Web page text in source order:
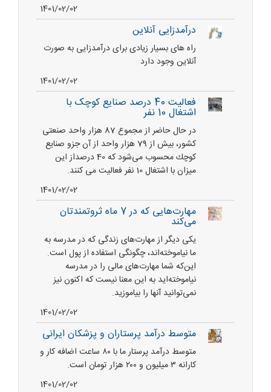
1401/02/02
درآمدزایی آنلاین
راه های بسیار زیادی برای درآمدزایی به صورت
آنلاین وجود دارد
1401/02/02
فعالیت 40 درصد صنایع کوچک با
اشتغال 10 نفر
در حال حاضر از مجموع 87 هزار واحد صنعتی
كشور، بیش از 79 هزار واحد از آن جزو صنایع
كوچك محسوب می‌شود كه 40 درصداز این
میزان با اشتغال 10 نفر فعالیت می کنند.
1401/02/02
مهارت‌‌هایی که در 7 ماه ثروتمندتان
می‌کند
یکی دیگر از مهارت‌های زندگی که در مدرسه به
ما نیاموخته‌اند، چگونگی استفاده از پول است.
این‌که شما مهارت‌های مالی را در مدرسه
نیاموخته‌اید به این معنا نیست که اکنون نیز
نمی‌توانید آنها را بیاموزید.
1401/02/02
متوسط درآمد پرستاران و پزشکان ایرانی
متوسط درآمد پرستار ما با ۸۰ ساعت اضافه کار و
کارانه ۳ میلیون و ۲۰۰ هزار تومان است.
1401/02/02